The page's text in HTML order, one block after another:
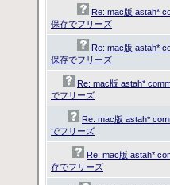
Re: mac版 astah*
保存でフリーズ
Re: mac版 astah*
保存でフリーズ
Re: mac版 astah*
でフリーズ
Re: mac版 astah*
でフリーズ
Re: mac版 astah*
存でフリーズ